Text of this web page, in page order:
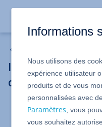
Inclure d'autres
dans un compte
Pour Email Pro
Informations
Nous utilisons des
expérience utilisateur
produits et de vous
personnalisées avec
Paramètres , vous
vous souhaitez